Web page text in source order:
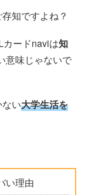
知ですよね？
ードnaviは知
意味じゃないで
い大学生活を
い理由